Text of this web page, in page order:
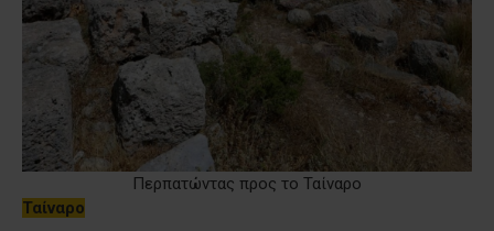
Περπατώντας προς το Ταίναρο
Ταίναρο